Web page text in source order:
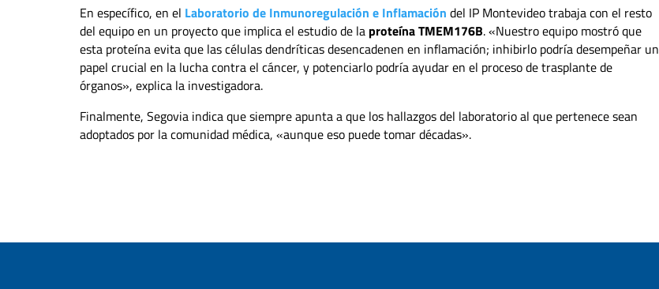
En específico, en el Laboratorio de Inmunoregulación e Inflamación del IP Montevideo trabaja con el resto
del equipo en un proyecto que implica el estudio de la proteína TMEM176B. «Nuestro equipo mostró que
esta proteína evita que las células dendríticas desencadenen en inflamación; inhibirlo podría desempeñar un
papel crucial en la lucha contra el cáncer, y potenciarlo podría ayudar en el proceso de trasplante de
órganos», explica la investigadora.
Finalmente, Segovia indica que siempre apunta a que los hallazgos del laboratorio al que pertenece sean
adoptados por la comunidad médica, «aunque eso puede tomar décadas».